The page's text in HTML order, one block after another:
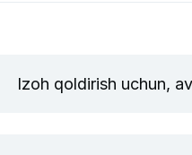
Izoh qoldirish uchun,